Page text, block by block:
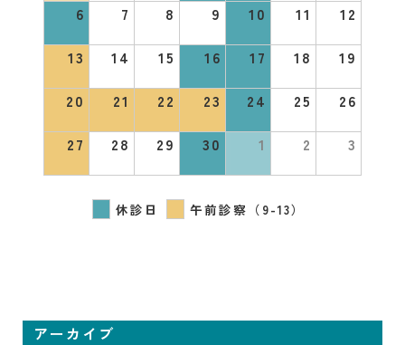
6
7 8 9 10 11
12
13
14 15 16 17 18
19
20
21 22 23 24 25
26
27
28 29 30 1 2 3
休診日 午前診察（9-13）
アーカイブ